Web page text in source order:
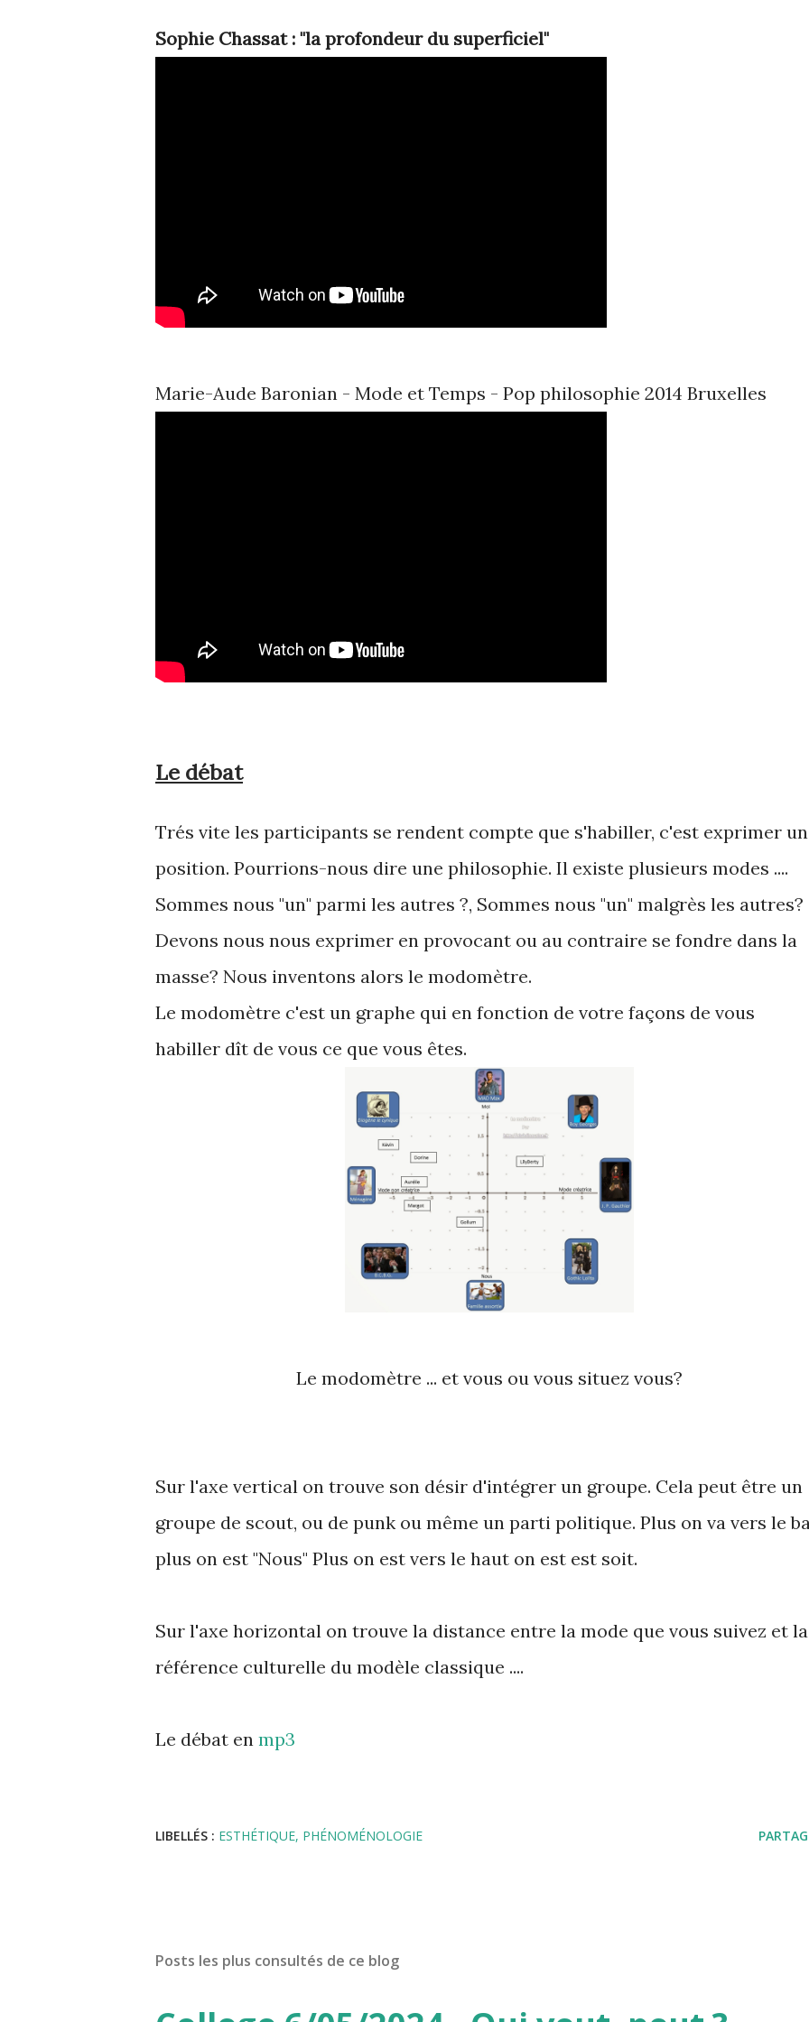
Sophie Chassat : "la profondeur du superficiel"
Marie-Aude Baronian - Mode et Temps - Pop philosophie 2014 Bruxelles
Le débat
Trés vite les participants se rendent compte que s'habiller, c'est exprimer
position. Pourrions-nous dire une philosophie. Il existe plusieurs modes ....
Sommes nous "un" parmi les autres ?, Sommes nous "un" malgrès les autres?
Devons nous nous exprimer en provocant ou au contraire se fondre dans la
masse? Nous inventons alors le modomètre.
Le modomètre c'est un graphe qui en fonction de votre façons de vous
habiller dît de vous ce que vous êtes.
Le modomètre ... et vous ou vous situez vous?
Sur l'axe vertical on trouve son désir d'intégrer un groupe. Cela peut être un
groupe de scout, ou de punk ou même un parti politique. Plus on va vers le
plus on est "Nous" Plus on est vers le haut on est est soit.
Sur l'axe horizontal on trouve la distance entre la mode que vous suivez et la
référence culturelle du modèle classique ....
Le débat en mp3
LIBELLÉS : ESTHÉTIQUE PHÉNOMÉNOLOGIE
Posts les plus consultés de ce blog